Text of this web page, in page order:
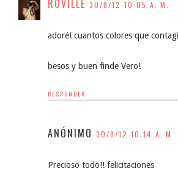
ROVILLE 30/8/12 10:05 A. M.
adoré! cuantos colores que
besos y buen finde Vero!
RESPONDER
ANÓNIMO 30/8/12 10:14 A. M.
Precioso todo!! felicitaciones